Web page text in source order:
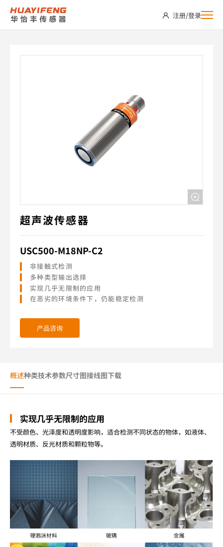
USC500-
M18NP-
注册/登录
超声波传感器
USC500-M18NP-C2
非接触式检测
多种类型输出选择
实现几乎无限制的应用
在恶劣的环境条件下，仍能稳定检测
产品咨询
概述种类技术参数尺寸图接线图下载
实现几乎无限制的应用
不受颜色、光泽度和透明度影响，适合检测不同状态的物体，如液体、
透明材质、反光材质和颗粒物等。